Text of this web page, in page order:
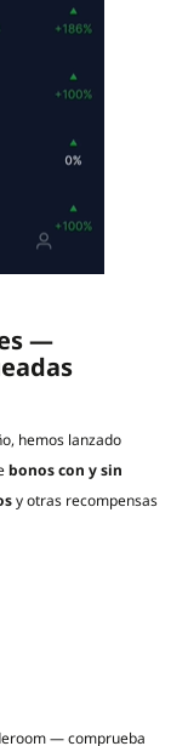
—
hemos lanzado
bonos con y sin
y otras recompensas
— comprueba